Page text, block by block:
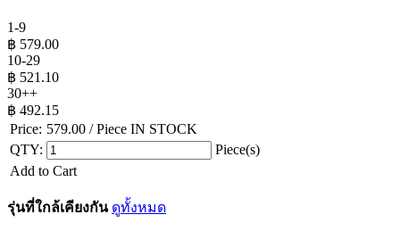
1-9
฿ 579.00
10-29
฿ 521.10
30++
฿ 492.15
Price: 579.00 / Piece IN STOCK
QTY:
Piece(s)
Add to Cart
รุ่นที่ใกล้เคียงกัน ดูทั้งหมด